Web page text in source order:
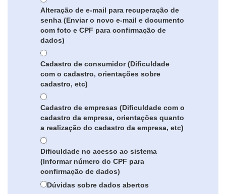
Alteração de e-mail para recuperação de
senha (Enviar o novo e-mail e documento
com foto e CPF para confirmação de
dados)
Cadastro de consumidor (Dificuldade
com o cadastro, orientações sobre
cadastro, etc)
Cadastro de empresas (Dificuldade com o
cadastro da empresa, orientações quanto
a realização do cadastro da empresa, etc)
Dificuldade no acesso ao sistema
(Informar número do CPF para
confirmação de dados)
Dúvidas sobre dados abertos